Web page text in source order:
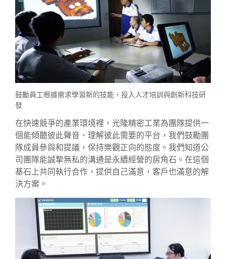
鼓勵員工根據需求學習新的技能，投入人才培訓與創新科技研
發
在快速競爭的產業環境裡，光隆精密工業為團隊提供一
個能傾聽彼此聲音、理解彼此需要的平台，我們鼓勵團
隊成員參與和提議，保持樂觀正向的態度。我們知道公
司團隊能誠摯無私的溝通是永續經營的房角石。在這個
基石上共同執行合作，提供自己滿意，客戶也滿意的解
決方案。